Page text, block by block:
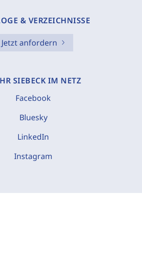
& VERZEICHNISSE
Jetzt anfordern
SIEBECK IM NETZ
Facebook
Bluesky
LinkedIn
Instagram